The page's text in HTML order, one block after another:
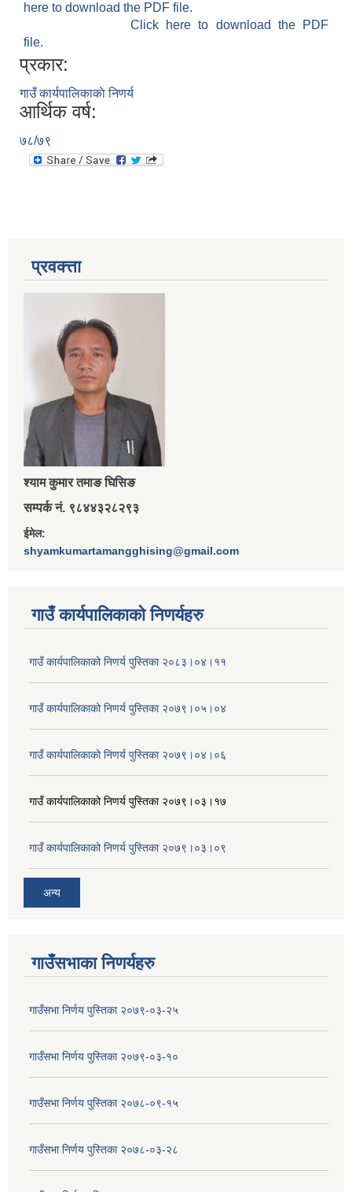
here to download the PDF file.
Click here to download the PDF
file.
प्रकार:
गाउँ कार्यपालिकाकाे निणर्य
आर्थिक वर्ष:
७८/७९
प्रवक्त्ता
श्‍याम कुमार तमाङ घिसिङ
सम्पर्क नं. ९८४४३२८२९३
ईमेल:
shyamkumartamangghising@gmail.com
गाउँ कार्यपालिकाकाे निणर्यहरु
गाउँ कार्यपालिकाको निणर्य पुस्तिका २०८३।०४।११
गाउँ कार्यपालिकाको निणर्य पुस्तिका २०७९।०५।०४
गाउँ कार्यपालिकाको निणर्य पुस्तिका २०७९।०४।०६
गाउँ कार्यपालिकाको निणर्य पुस्तिका २०७९।०३।१७
गाउँ कार्यपालिकाको निणर्य पुस्तिका २०७९।०३।०९
अन्य
गाउँसभाका निणर्यहरु
गाउँसभा निर्णय पुस्तिका २०७९-०३-२५
गाउँसभा निर्णय पुस्तिका २०७९-०३-१०
गाउँसभा निर्णय पुस्तिका २०७८-०९-१५
गाउँसभा निर्णय पुस्तिका २०७८-०३-२८